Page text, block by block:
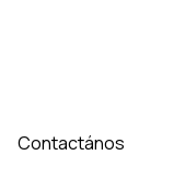
Contactános